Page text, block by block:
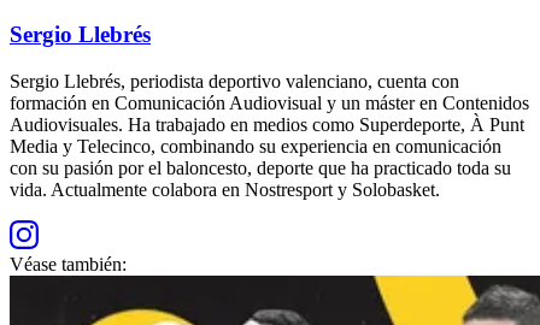
Sergio Llebrés
Sergio Llebrés, periodista deportivo valenciano, cuenta con
formación en Comunicación Audiovisual y un máster en Contenidos
Audiovisuales. Ha trabajado en medios como Superdeporte, À Punt
Media y Telecinco, combinando su experiencia en comunicación
con su pasión por el baloncesto, deporte que ha practicado toda su
vida. Actualmente colabora en Nostresport y Solobasket.
Véase también: